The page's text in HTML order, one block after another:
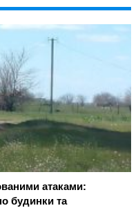
атаками:
будинки та